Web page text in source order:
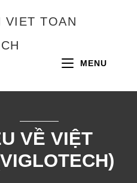
MENU
VỀ VIỆT